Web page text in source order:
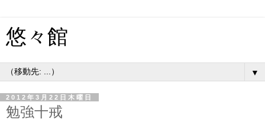
悠々館
▼
2012年3月22日木曜日
勉強十戒